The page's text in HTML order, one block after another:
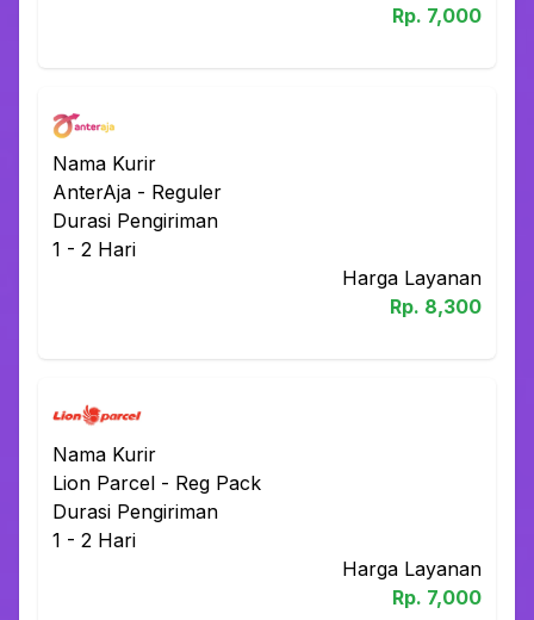
Rp. 7,000
Nama Kurir
AnterAja - Reguler
Durasi Pengiriman
1 - 2 Hari
Harga Layanan
Rp. 8,300
Nama Kurir
Lion Parcel - Reg Pack
Durasi Pengiriman
1 - 2 Hari
Harga Layanan
Rp. 7,000